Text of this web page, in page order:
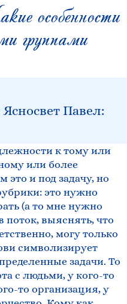
особенности
группами
Павел:
к тому или
или более
и под задачу, но
это нужно
(а то мне нужно
поток, выяснять, что
могу только
символизирует
задачи. То
с людьми, у кого-то
то организация, у